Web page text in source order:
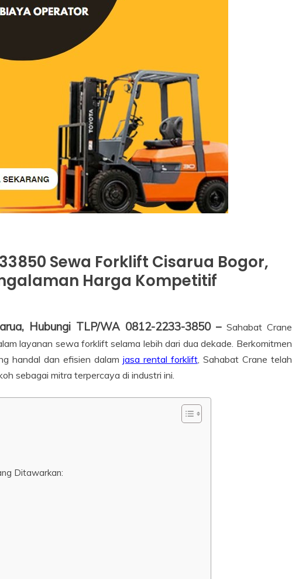
Sewa Forklift Cisarua Bogor,
Harga Kompetitif
Hubungi TLP/WA 0812-2233-3850 – Sahabat Crane
layanan sewa forklift selama lebih dari dua dekade. Berkomitmen
handal dan efisien dalam jasa rental forklift, Sahabat Crane telah
sebagai mitra terpercaya di industri ini.
Ditawarkan: